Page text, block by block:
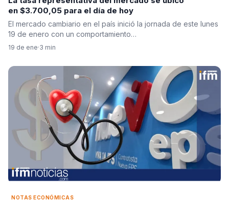
en $3.700,05 para el día de hoy
El mercado cambiario en el país inició la jornada de este lunes
19 de enero con un comportamiento…
19 de ene·3 min
NOTAS ECONÓMICAS